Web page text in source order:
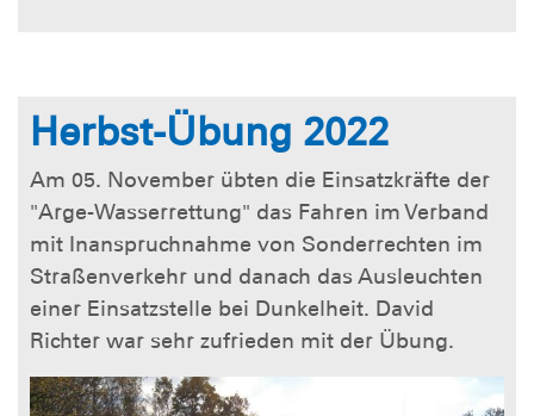
Herbst-Übung 2022
Am 05. November übten die Einsatzkräfte der
"Arge-Wasserrettung" das Fahren im Verband
mit Inanspruchnahme von Sonderrechten im
Straßenverkehr und danach das Ausleuchten
einer Einsatzstelle bei Dunkelheit. David
Richter war sehr zufrieden mit der Übung.